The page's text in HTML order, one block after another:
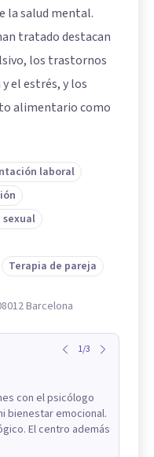
la salud mental.
tratado destacan
los trastornos
el estrés, y los
alimentario como
laboral
sexual
Terapia de pareja
Barcelona
1/3
con el psicólogo
bienestar emocional.
El centro además